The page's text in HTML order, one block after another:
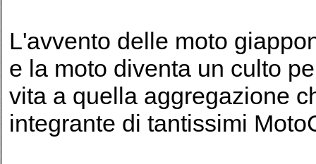
L'avvento delle moto
e la moto diventa un culto
vita a quella aggregazione
integrante di tantissimi